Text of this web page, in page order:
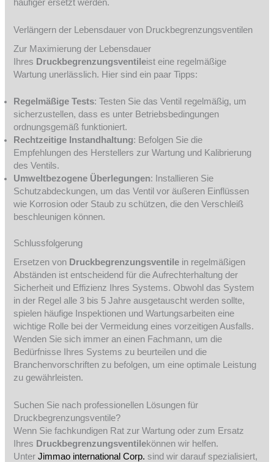
häufiger ersetzt werden.
Verlängern der Lebensdauer von Druckbegrenzungsventilen
Zur Maximierung der Lebensdauer
Ihres Druckbegrenzungsventileist eine regelmäßige
Wartung unerlässlich. Hier sind ein paar Tipps:
Regelmäßige Tests: Testen Sie das Ventil regelmäßig, um
sicherzustellen, dass es unter Betriebsbedingungen
ordnungsgemäß funktioniert.
Rechtzeitige Instandhaltung: Befolgen Sie die
Empfehlungen des Herstellers zur Wartung und Kalibrierung
des Ventils.
Umweltbezogene Überlegungen: Installieren Sie
Schutzabdeckungen, um das Ventil vor äußeren Einflüssen
wie Korrosion oder Staub zu schützen, die den Verschleiß
beschleunigen können.
Schlussfolgerung
Ersetzen von Druckbegrenzungsventile in regelmäßigen
Abständen ist entscheidend für die Aufrechterhaltung der
Sicherheit und Effizienz Ihres Systems. Obwohl das System
in der Regel alle 3 bis 5 Jahre ausgetauscht werden sollte,
spielen häufige Inspektionen und Wartungsarbeiten eine
wichtige Rolle bei der Vermeidung eines vorzeitigen Ausfalls.
Wenden Sie sich immer an einen Fachmann, um die
Bedürfnisse Ihres Systems zu beurteilen und die
Branchenvorschriften zu befolgen, um eine optimale Leistung
zu gewährleisten.
Suchen Sie nach professionellen Lösungen für
Druckbegrenzungsventile?
Wenn Sie fachkundigen Rat zur Wartung oder zum Ersatz
Ihres Druckbegrenzungsventilekönnen wir helfen.
UnterJimmao international Corp. sind wir darauf spezialisiert,